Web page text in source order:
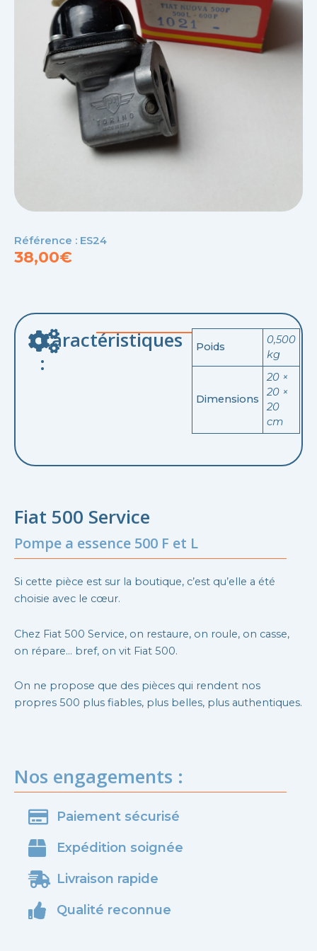
Référence : ES24
38,00€
Caractéristiques
:
Poids
0,500
kg
Dimensions
20 ×
20 ×
20
cm
Fiat 500 Service
Pompe a essence 500 F et L
Si cette pièce est sur la boutique, c’est qu’elle a été
choisie avec le cœur.
Chez Fiat 500 Service, on restaure, on roule, on casse,
on répare… bref, on vit Fiat 500.
On ne propose que des pièces qui rendent nos
propres 500 plus fiables, plus belles, plus authentiques.
Nos engagements :
Paiement sécurisé
Expédition soignée
Livraison rapide
Qualité reconnue